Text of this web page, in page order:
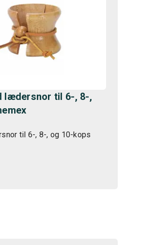
lædersnor til 6-, 8-,
til 6-, 8-, og 10-kops